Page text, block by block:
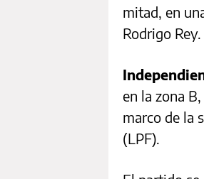
mitad, en
Rodrigo Rey.
en la zona B,
marco de la
(LPF).